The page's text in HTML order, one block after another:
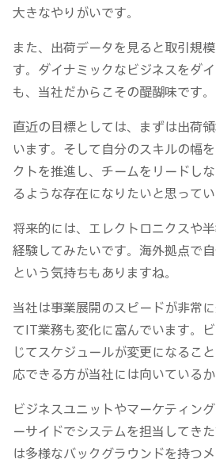
大きなやりがいです。
また、出荷データを見ると取引規
す。ダイナミックなビジネスをダ
も、当社だからこその醍醐味です。
直近の目標としては、まずは出荷
います。そして自分のスキルの幅
クトを推進し、チームをリードし
るような存在になりたいと思ってい
将来的には、エレクトロニクスや
経験してみたいです。海外拠点で
という気持ちもありますね。
当社は事業展開のスピードが非常
てIT業務も変化に富んでいます。
じてスケジュールが変更になるこ
応できる方が当社には向いているか
ビジネスユニットやマーケティン
ーサイドでシステムを担当してき
は多様なバックグラウンドを持つ